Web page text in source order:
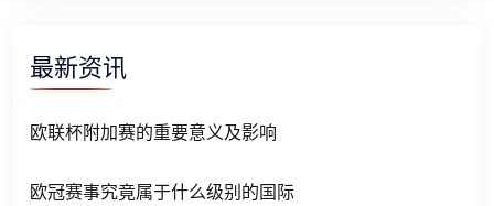
最新资讯
欧联杯附加赛的重要意义及影响
欧冠赛事究竟属于什么级别的国际